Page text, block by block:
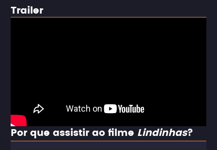
Trailer
Por que assistir ao filme Lindinhas?